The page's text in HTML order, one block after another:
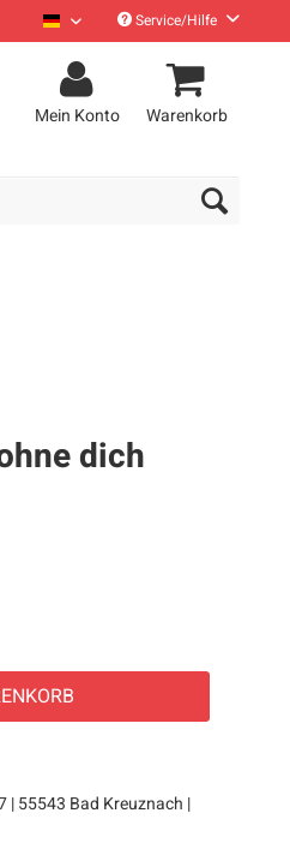
Sea Punks Deutsch
Service/Hilfe
Mein Konto Warenkorb
dich
| 55543 Bad Kreuznach |